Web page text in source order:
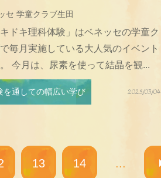
セ 学童クラブ生田
キドキ理科体験」はベネッセの学童ク
毎月実施している大人気のイベント
今月は、尿素を使って結晶を観...
を通しての幅広い学び 2025/03/04
13 14 ...